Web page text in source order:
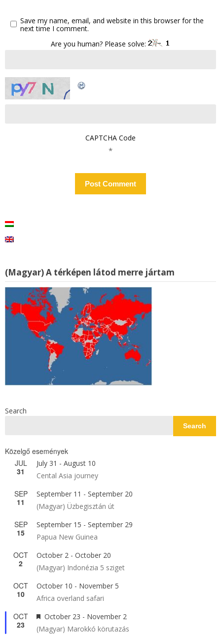
Save my name, email, and website in this browser for the
next time I comment.
Are you human? Please solve:
CAPTCHA Code
*
(Magyar) A térképen látod merre jártam
Search
Search
Közelgő események
JUL
31
July 31 - August 10
Cental Asia journey
SEP
11
September 11 - September 20
(Magyar) Üzbegisztán út
SEP
15
September 15 - September 29
Papua New Guinea
OCT
2
October 2 - October 20
(Magyar) Indonézia 5 sziget
OCT
10
October 10 - November 5
Africa overland safari
OCT
23
Featured
October 23 - November 2
(Magyar) Marokkó körutazás